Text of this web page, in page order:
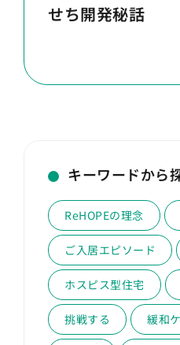
せち開発秘話
キーワードから
ReHOPEの理念
ご入居エピソード
ホスピス型住宅
挑戦する 緩和